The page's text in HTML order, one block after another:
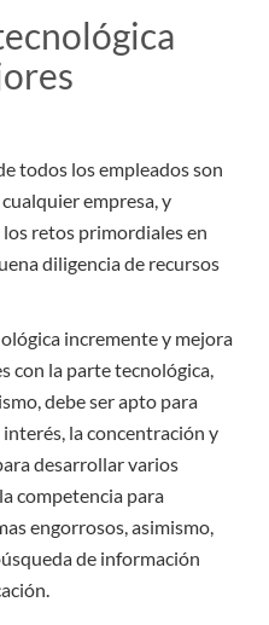
todos los empleados son
empresa, y
retos primordiales en
diligencia de recursos
incremente y mejora
con la parte tecnológica,
debe ser apto para
la concentración y
desarrollar varios
competencia para
engorrosos, asimismo,
de información